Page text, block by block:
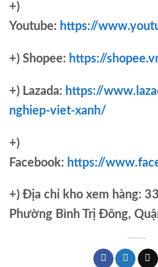
+)
Youtube: https://
+) Shopee: https://
+) Lazada: https://
nghiep-viet-xanh/
+)
Facebook: https://
+) Địa chỉ kho xem hàng:
Phường Bình Trị Đông,